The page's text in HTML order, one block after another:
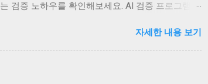
검증 노하우를 확인해보세요. AI 검증 프로그램
델 선택, 두 번째는 테스트 데이터셋 업로드, 세 번
지막으로 상세 리포트 확인 순서로 진행하면 약
: 5단계 순서대로 진행하면 15분 내에 AI 검증 완
보자는 'Auto Mode'를 선택하면 시스템이 최적의
자세한 내용 보기